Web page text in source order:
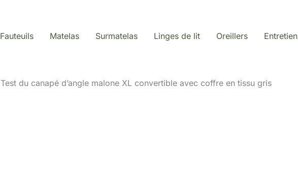
Fauteuils Matelas Surmatelas Linges de lit Oreillers Entretien
Test du canapé d’angle malone XL convertible avec coffre en tissu gris